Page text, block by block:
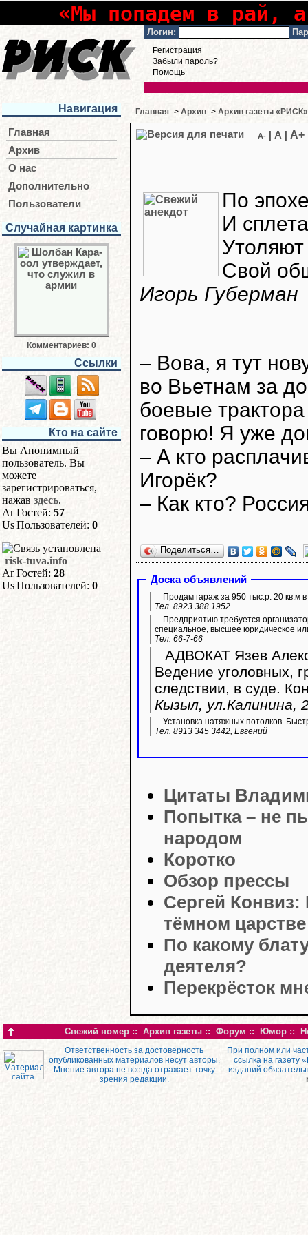
«Мы попадем в рай,
Логин:
Регистрация
Забыли пароль?
Помощь
Навигация
Главная
Архив
О нас
Дополнительно
Пользователи
Случайная картинка
Комментариев: 0
Ссылки
Кто на сайте
Вы Анонимный
пользователь. Вы
можете
зарегистрироваться,
нажав здесь.
Гостей: 57
Пользователей: 0
risk-tuva.info
Гостей: 28
Пользователей: 0
Главная -> Архив -> Архив газеты «РИСК»
A- A A+
По
И
Свой
Игорь Губерман
– Вова, я тут
во Вьетнам за
боевые
говорю! Я уже
– А кто
Игорёк?
– Как кто?
Поделиться…
Доска объявлений
Продам гараж за 950 тыс.р. 20 кв.м
Тел. 8923 388 1952
Предприятию требуется
специальное, высшее юридическое
Тел. 66-7-66
АДВОКАТ Язев
Ведение уголовных,
следствии, в суде.
Кызыл, ул.Калинина,
Установка натяжных потолков.
Тел. 8913 345 3442, Евгений
Цитаты
Попытка – не
народом
Коротко
Обзор прессы
Сергей Конвиз:
тёмном царстве
По какому
деятеля?
Перекрёсток
Свежий номер :: Архив газеты :: Форум :: Юмор ::
Ответственность за достоверность
опубликованных материалов несут авторы.
Мнение автора не всегда отражает точку
зрения редакции.
При полном или
ссылка на газету
изданий